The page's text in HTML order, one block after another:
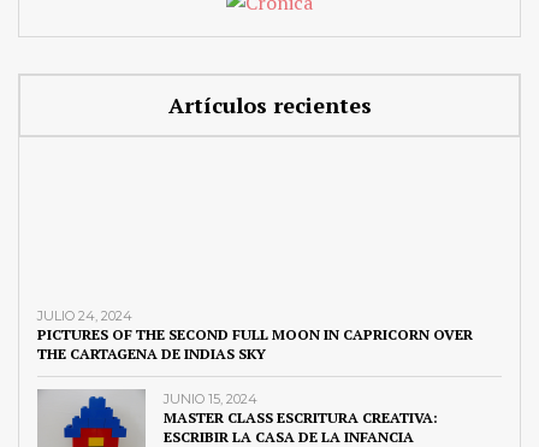
Artículos recientes
JULIO 24, 2024
PICTURES OF THE SECOND FULL MOON IN CAPRICORN OVER
THE CARTAGENA DE INDIAS SKY
JUNIO 15, 2024
MASTER CLASS ESCRITURA CREATIVA:
ESCRIBIR LA CASA DE LA INFANCIA